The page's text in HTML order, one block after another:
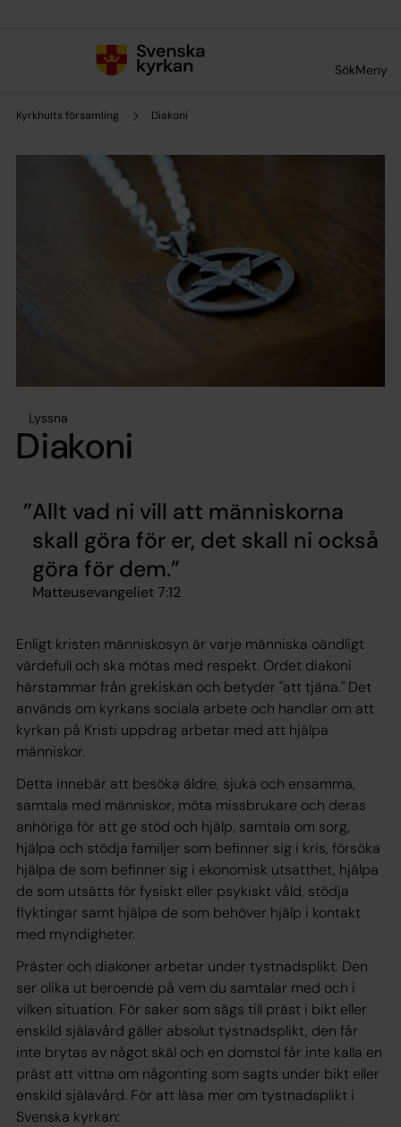
SökMeny
Kyrkhults församling Diakoni
Lyssna
Diakoni
Allt vad ni vill att människorna
skall göra för er, det skall ni också
göra för dem.
Matteusevangeliet 7:12
Enligt kristen människosyn är varje människa oändligt
värdefull och ska mötas med respekt. Ordet diakoni
härstammar från grekiskan och betyder "att tjäna." Det
används om kyrkans sociala arbete och handlar om att
kyrkan på Kristi uppdrag arbetar med att hjälpa
människor.
Detta innebär att besöka äldre, sjuka och ensamma,
samtala med människor, möta missbrukare och deras
anhöriga för att ge stöd och hjälp, samtala om sorg,
hjälpa och stödja familjer som befinner sig i kris, försöka
hjälpa de som befinner sig i ekonomisk utsatthet, hjälpa
de som utsätts för fysiskt eller psykiskt våld, stödja
flyktingar samt hjälpa de som behöver hjälp i kontakt
med myndigheter.
Präster och diakoner arbetar under tystnadsplikt. Den
ser olika ut beroende på vem du samtalar med och i
vilken situation. För saker som sägs till präst i bikt eller
enskild själavård gäller absolut tystnadsplikt, den får
inte brytas av något skäl och en domstol får inte kalla en
präst att vittna om någonting som sagts under bikt eller
enskild själavård. För att läsa mer om tystnadsplikt i
Svenska kyrkan: